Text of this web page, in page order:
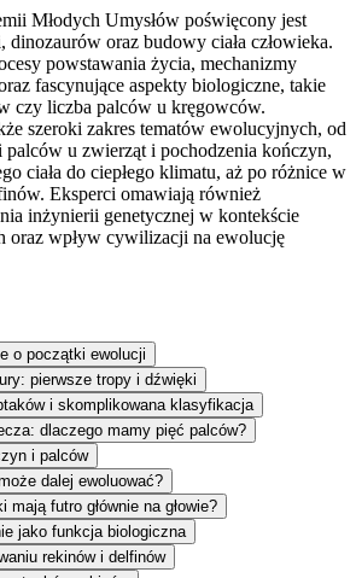
Młodych Umysłów poświęcony jest
oraz budowy ciała człowieka.
powstawania życia, mechanizmy
fascynujące aspekty biologiczne, takie
czy liczba palców u kręgowców.
szeroki zakres tematów ewolucyjnych, od
u zwierząt i pochodzenia kończyn,
ciała do ciepłego klimatu, aż po różnice w
Eksperci omawiają również
inżynierii genetycznej w kontekście
oraz wpływ cywilizacji na ewolucję
o początki ewolucji
pierwsze tropy i dźwięki
i skomplikowana klasyfikacja
dlaczego mamy pięć palców?
i palców
dalej ewoluować?
mają futro głównie na głowie?
jako funkcja biologiczna
rekinów i delfinów